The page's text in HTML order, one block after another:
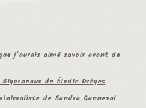
j’aurais aimé savoir avant de
de Élodie Drèges
de Sandra Ganneval